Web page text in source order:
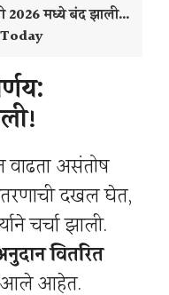
2026 मध्ये बंद झाली…
असंतोष
दखल घेत,
चर्चा झाली.
वितरित
आले आहेत.